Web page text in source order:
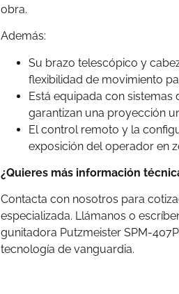
obra.
Además:
Su brazo telescópico y
flexibilidad de movimiento
Está equipada con
garantizan una proyección
El control remoto y la
exposición del operador en
¿Quieres más información
Contacta con nosotros para
especializada. Llámanos o
gunitadora Putzmeister SPM-
tecnología de vanguardia.